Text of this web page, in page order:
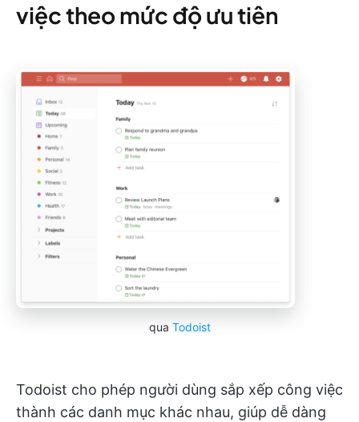
việc theo mức độ ưu tiên
qua Todoist
Todoist cho phép người dùng sắp xếp công việc
thành các danh mục khác nhau, giúp dễ dàng